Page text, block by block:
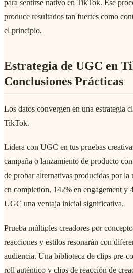
para sentirse nativo en TikTok. Ese
produce resultados tan fuertes como
el principio.
Estrategia de UGC en
Conclusiones Prácticas
Los datos convergen en una estrategia
TikTok.
Lidera con UGC en tus pruebas
campaña o lanzamiento de producto
de probar alternativas producidas por la
en completion, 142% en engagement y
UGC una ventaja inicial significativa.
Prueba múltiples creadores por
reacciones y estilos resonarán con
audiencia. Una biblioteca de clips pre-
roll auténtico y clips de reacción de